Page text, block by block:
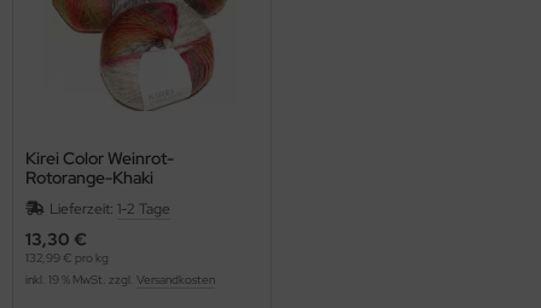
Kirei Color Weinrot-
Rotorange-Khaki
Lieferzeit: 1-2 Tage
13,30 €
132,99 € pro kg
inkl. 19 % MwSt. zzgl. Versandkosten